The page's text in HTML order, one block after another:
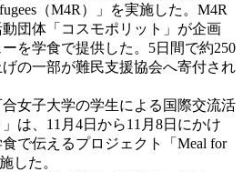
（M4R）」を実施した。M4R
団体「コスモポリット」が企画
を学食で提供した。5日間で約250
の一部が難民支援協会へ寄付され
女子大学の学生による国際交流活
は、11月4日から11月8日にかけ
で伝えるプロジェクト「Meal for
した。